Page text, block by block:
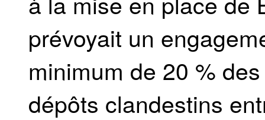
prévoyait un
minimum de 20 %
dépôts clandestins